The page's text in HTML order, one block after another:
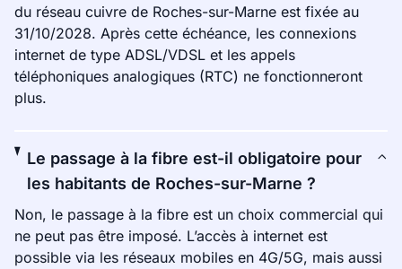
du réseau cuivre de Roches-sur-Marne est fixée au
31/10/2028. Après cette échéance, les connexions
internet de type ADSL/VDSL et les appels
téléphoniques analogiques (RTC) ne fonctionneront
plus.
Le passage à la fibre est-il obligatoire pour
les habitants de Roches-sur-Marne ?
Non, le passage à la fibre est un choix commercial qui
ne peut pas être imposé. L’accès à internet est
possible via les réseaux mobiles en 4G/5G, mais aussi